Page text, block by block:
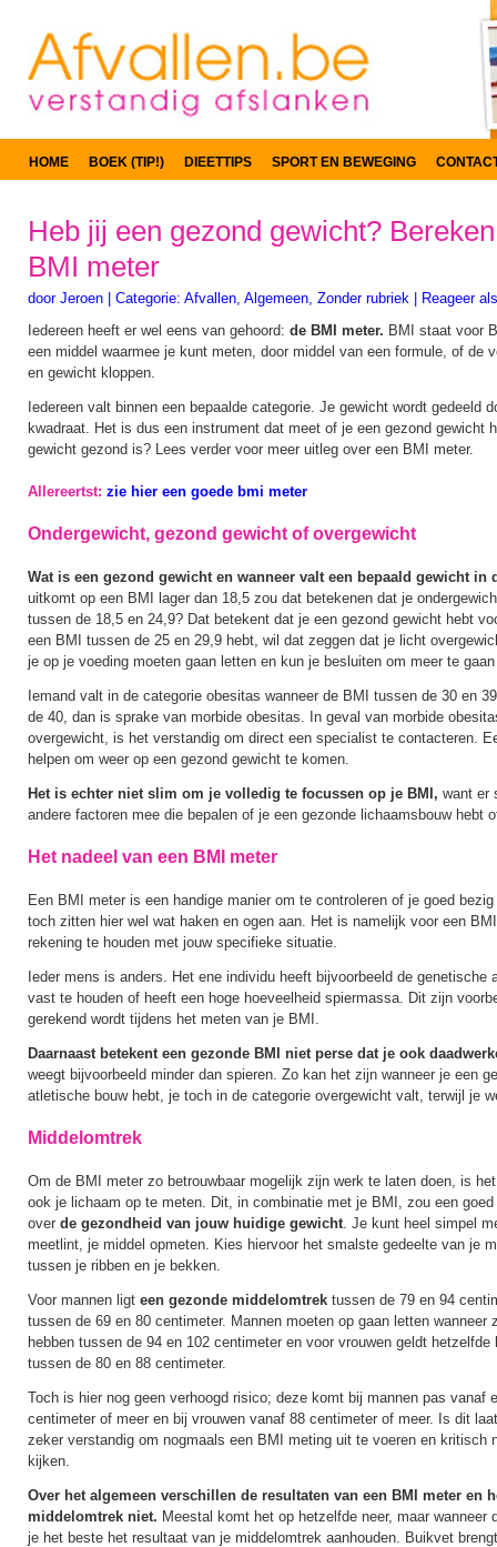
HOME BOEK (TIP!) DIEETTIPS SPORT EN BEWEGING
Heb jij een gezond gewicht?
BMI meter
door Jeroen Categorie: Afvallen, Algemeen, Zonder rubriek
Reageer
Iedereen heeft er wel eens van gehoord: de BMI meter. BMI staat voor
een middel waarmee je kunt meten, door middel van een formule, of de
en gewicht kloppen.
Iedereen valt binnen een bepaalde categorie. Je gewicht wordt gedeeld
kwadraat. Het is dus een instrument dat meet of je een gezond gewicht
gewicht gezond is? Lees verder voor meer uitleg over een BMI meter.
Allereertst: zie hier een goede bmi meter
Ondergewicht, gezond gewicht of overgewicht
Wat is een gezond gewicht en wanneer valt een bepaald gewicht in
uitkomt op een BMI lager dan 18,5 zou dat betekenen dat je
tussen de 18,5 en 24,9? Dat betekent dat je een gezond gewicht hebt
een BMI tussen de 25 en 29,9 hebt, wil dat zeggen dat je licht
je op je voeding moeten gaan letten en kun je besluiten om meer te
Iemand valt in de categorie obesitas wanneer de BMI tussen de 30 en
de 40, dan is sprake van morbide obesitas. In geval van morbide
overgewicht, is het verstandig om direct een specialist te contacteren.
helpen om weer op een gezond gewicht te komen.
Het is echter niet slim om je volledig te focussen op je BMI, want er
andere factoren mee die bepalen of je een gezonde lichaamsbouw hebt
Het nadeel van een BMI meter
Een BMI meter is een handige manier om te controleren of je goed
toch zitten hier wel wat haken en ogen aan. Het is namelijk voor een
rekening te houden met jouw specifieke situatie.
Ieder mens is anders. Het ene individu heeft bijvoorbeeld de genetische
vast te houden of heeft een hoge hoeveelheid spiermassa. Dit zijn
gerekend wordt tijdens het meten van je BMI.
Daarnaast betekent een gezonde BMI niet perse dat je ook
weegt bijvoorbeeld minder dan spieren. Zo kan het zijn wanneer je een
atletische bouw hebt, je toch in de categorie overgewicht valt, terwijl je
Middelomtrek
Om de BMI meter zo betrouwbaar mogelijk zijn werk te laten doen, is
ook je lichaam op te meten. Dit, in combinatie met je BMI, zou een
over de gezondheid van jouw huidige gewicht. Je kunt heel simpel
meetlint, je middel opmeten. Kies hiervoor het smalste gedeelte van je
tussen je ribben en je bekken.
Voor mannen ligt een gezonde middelomtrek tussen de 79 en 94
tussen de 69 en 80 centimeter. Mannen moeten op gaan letten wanneer
hebben tussen de 94 en 102 centimeter en voor vrouwen geldt hetzelfde
tussen de 80 en 88 centimeter.
Toch is hier nog geen verhoogd risico; deze komt bij mannen pas vanaf
centimeter of meer en bij vrouwen vanaf 88 centimeter of meer. Is dit
zeker verstandig om nogmaals een BMI meting uit te voeren en kritisch
kijken.
Over het algemeen verschillen de resultaten van een BMI meter en
middelomtrek niet. Meestal komt het op hetzelfde neer, maar wanneer
je het beste het resultaat van je middelomtrek aanhouden. Buikvet